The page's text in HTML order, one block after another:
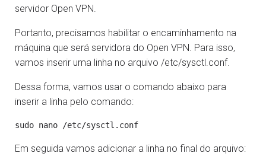
servidor Open VPN.
Portanto, precisamos habilitar o encaminhamento na
máquina que será servidora do Open VPN. Para isso,
vamos inserir uma linha no arquivo /etc/sysctl.conf.
Dessa forma, vamos usar o comando abaixo para
inserir a linha pelo comando:
Em seguida vamos adicionar a linha no final do arquivo: